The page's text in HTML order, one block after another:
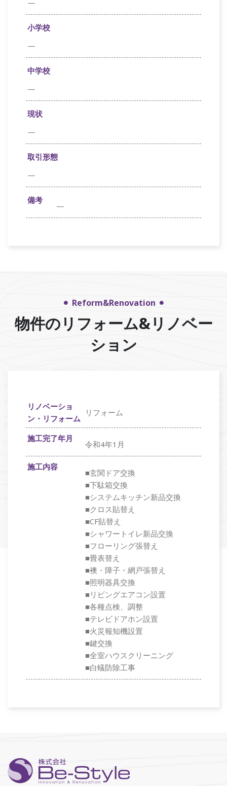
—
小学校
—
中学校
—
現状
—
取引形態
—
備考
—
Reform&Renovation
物件のリフォーム&リノベー
ション
リノベーショ
ン・リフォーム
リフォーム
施工完了年月
令和4年1月
施工内容
■玄関ドア交換
■下駄箱交換
■システムキッチン新品交換
■クロス貼替え
■CF貼替え
■シャワートイレ新品交換
■フローリング張替え
■畳表替え
■襖・障子・網戸張替え
■照明器具交換
■リビングエアコン設置
■各種点検、調整
■テレビドアホン設置
■火災報知機設置
■鍵交換
■全室ハウスクリーニング
■白蟻防除工事